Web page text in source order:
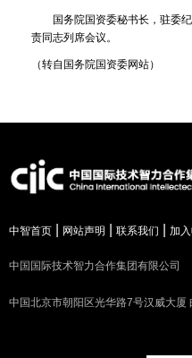
国务院国资委秘书长，驻委纪
责同志列席会议。
（转自国务院国资委网站）
中智首页 网站声明 联系我们 加
中国国际技术智力合作集团有限公司
中国北京市朝阳区光华路7号汉威大厦